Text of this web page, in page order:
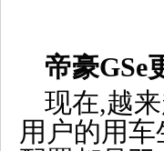
帝豪GSe
现在,越
用户的用